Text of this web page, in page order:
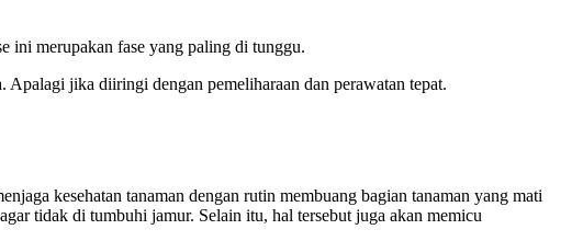
ini merupakan fase yang paling di tunggu.
jika diiringi dengan pemeliharaan dan perawatan tepat.
kesehatan tanaman dengan rutin membuang bagian tanaman yang mati
tidak di tumbuhi jamur. Selain itu, hal tersebut juga akan memicu